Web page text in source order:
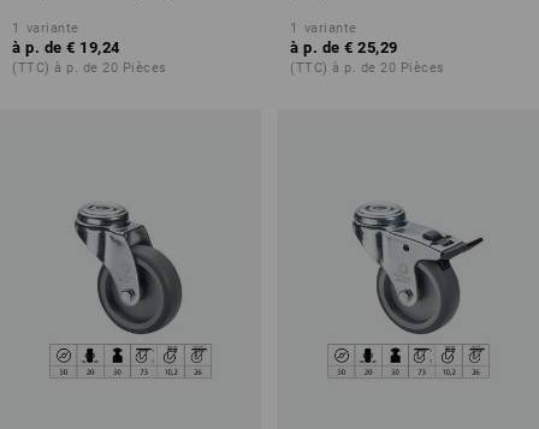
1 variante
à p. de € 19,24
(TTC) à p. de 20 Pièces
1 variante
à p. de € 25,29
(TTC) à p. de 20 Pièces